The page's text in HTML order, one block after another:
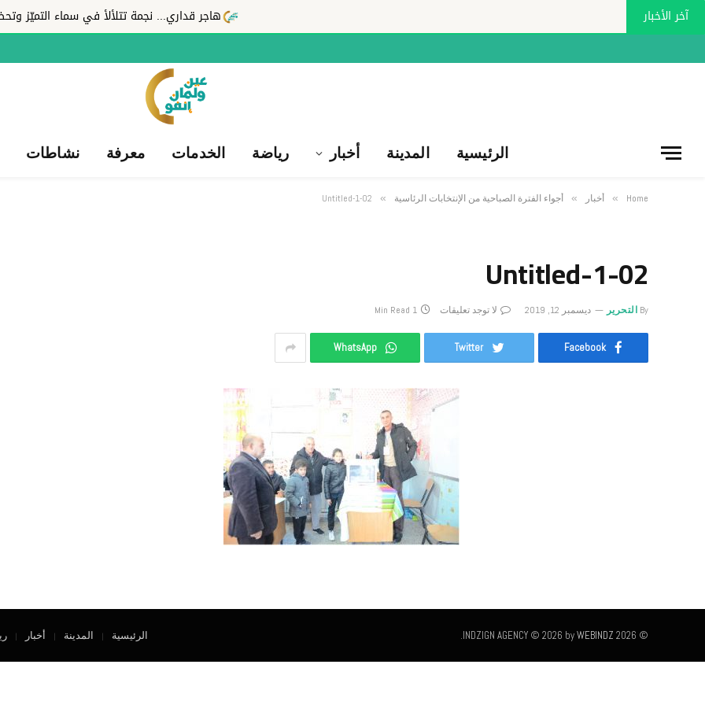
آخر الأخبار هاجر قداري... نجمة تتلألأ في سماء التميّز
الرئيسية المدينة أخبار رياضة الخدمات معرفة نشاطات
Home
» أخبار » أجواء الفترة الصباحية من الإنتخابات الرئاسية »
Untitled-1-02
Untitled-1-02
By التحرير ديسمبر 12, 2019 لا توجد تعليقات 1 Min Read
Facebook
Twitter
WhatsApp
© 2026 INDZIGN AGENCY © 2026 by
WEBINDZ
. الرئيسية المدينة أخبار